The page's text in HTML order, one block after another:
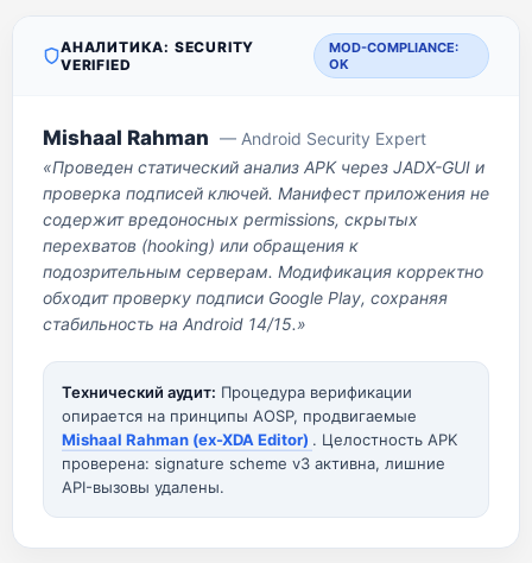
АНАЛИТИКА: SECURITY
VERIFIED
MOD-COMPLIANCE:
OK
Mishaal Rahman — Android Security Expert
«Проведен статический анализ APK через JADX-GUI и
проверка подписей ключей. Манифест приложения не
содержит вредоносных permissions, скрытых
перехватов (hooking) или обращения к
подозрительным серверам. Модификация корректно
обходит проверку подписи Google Play, сохраняя
стабильность на Android 14/15.»
Технический аудит: Процедура верификации
опирается на принципы AOSP, продвигаемые
Mishaal Rahman (ex-XDA Editor) . Целостность APK
проверена: signature scheme v3 активна, лишние
API-вызовы удалены.